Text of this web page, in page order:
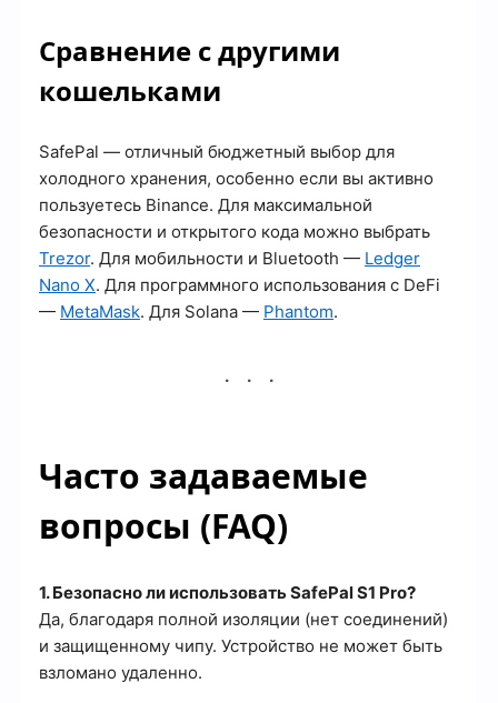
Сравнение с другими
кошельками
SafePal — отличный бюджетный выбор для
холодного хранения, особенно если вы активно
пользуетесь Binance. Для максимальной
безопасности и открытого кода можно выбрать
Trezor. Для мобильности и Bluetooth — Ledger
Nano X. Для программного использования с DeFi
— MetaMask. Для Solana — Phantom.
Часто задаваемые
вопросы (FAQ)
1. Безопасно ли использовать SafePal S1 Pro?
Да, благодаря полной изоляции (нет соединений)
и защищенному чипу. Устройство не может быть
взломано удаленно.